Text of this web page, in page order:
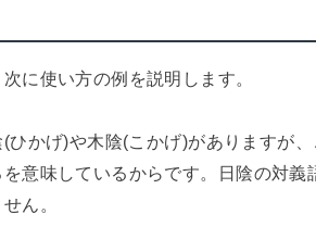
に使い方の例を説明します。
ひかげ)や木陰(こかげ)がありますが
意味しているからです。日陰の対
ん。